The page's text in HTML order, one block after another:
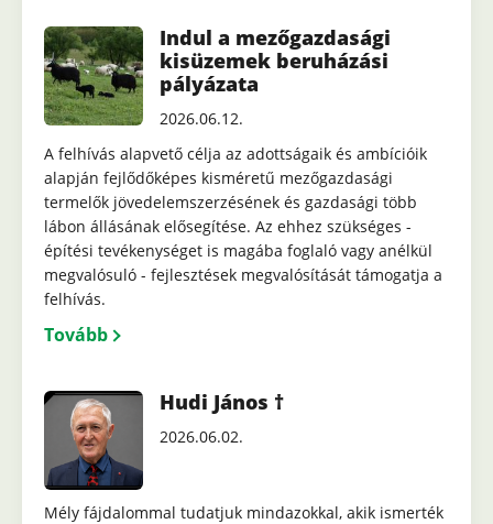
Indul a mezőgazdasági
kisüzemek beruházási
pályázata
2026.06.12.
A felhívás alapvető célja az adottságaik és ambícióik
alapján fejlődőképes kisméretű mezőgazdasági
termelők jövedelemszerzésének és gazdasági több
lábon állásának elősegítése. Az ehhez szükséges -
építési tevékenységet is magába foglaló vagy anélkül
megvalósuló - fejlesztések megvalósítását támogatja a
felhívás.
Tovább
Hudi János †
2026.06.02.
Mély fájdalommal tudatjuk mindazokkal, akik ismerték